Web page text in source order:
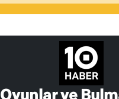
Oyunlar ve